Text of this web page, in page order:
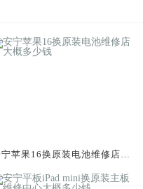
苹果16换原装电池维修店大